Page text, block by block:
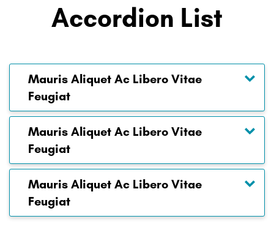
Accordion List
Mauris Aliquet Ac Libero Vitae
Feugiat
Mauris Aliquet Ac Libero Vitae
Feugiat
Mauris Aliquet Ac Libero Vitae
Feugiat